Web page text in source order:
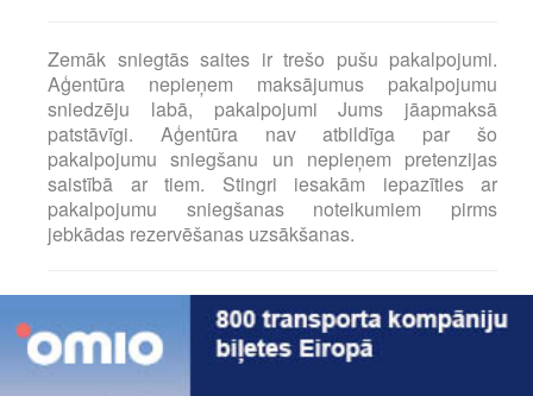
Zemāk sniegtās saites ir trešo pušu pakalpojumi.
Aģentūra nepieņem maksājumus pakalpojumu
sniedzēju labā, pakalpojumi Jums jāapmaksā
patstāvīgi. Aģentūra nav atbildīga par šo
pakalpojumu sniegšanu un nepieņem pretenzijas
saistībā ar tiem. Stingri iesakām iepazīties ar
pakalpojumu sniegšanas noteikumiem pirms
jebkādas rezervēšanas uzsākšanas.